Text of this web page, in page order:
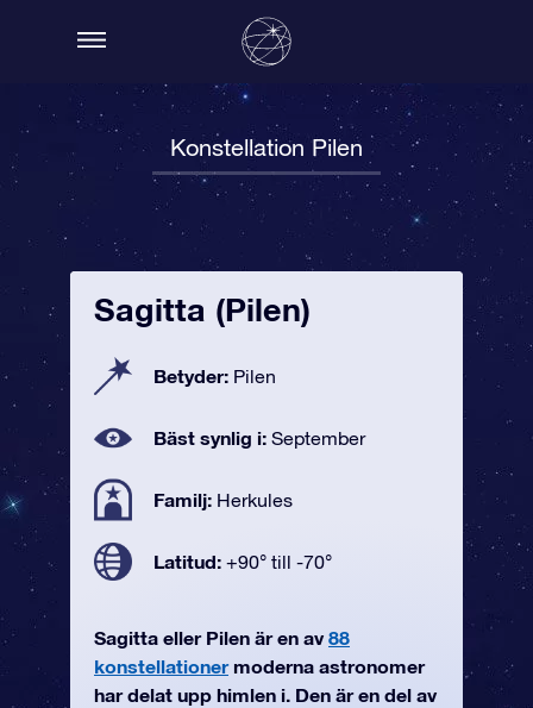
Konstellation Pilen
Sagitta (Pilen)
Betyder: Pilen
Bäst synlig i: September
Familj: Herkules
Latitud: +90° till -70°
Sagitta eller Pilen är en av 88
konstellationermoderna astronomer
har delat upp himlen i. Den är en del av